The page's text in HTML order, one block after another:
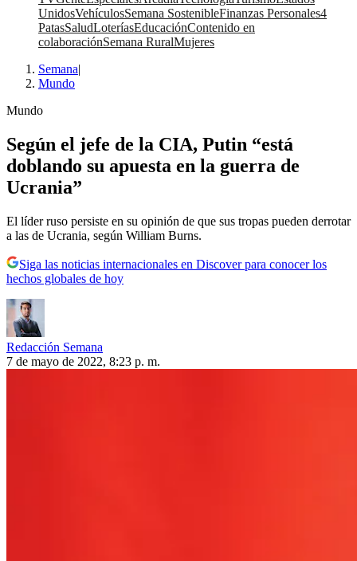
UnidosVehículosSemana SostenibleFinanzas Personales4
PatasSaludLoteríasEducaciónContenido en
colaboraciónSemana RuralMujeres
Semana|
Mundo
Mundo
Según el jefe de la CIA, Putin “está
doblando su apuesta en la guerra de
Ucrania”
El líder ruso persiste en su opinión de que sus tropas pueden derrotar
a las de Ucrania, según William Burns.
Siga las noticias internacionales en Discover para conocer los
hechos globales de hoy
Redacción Semana
7 de mayo de 2022, 8:23 p. m.